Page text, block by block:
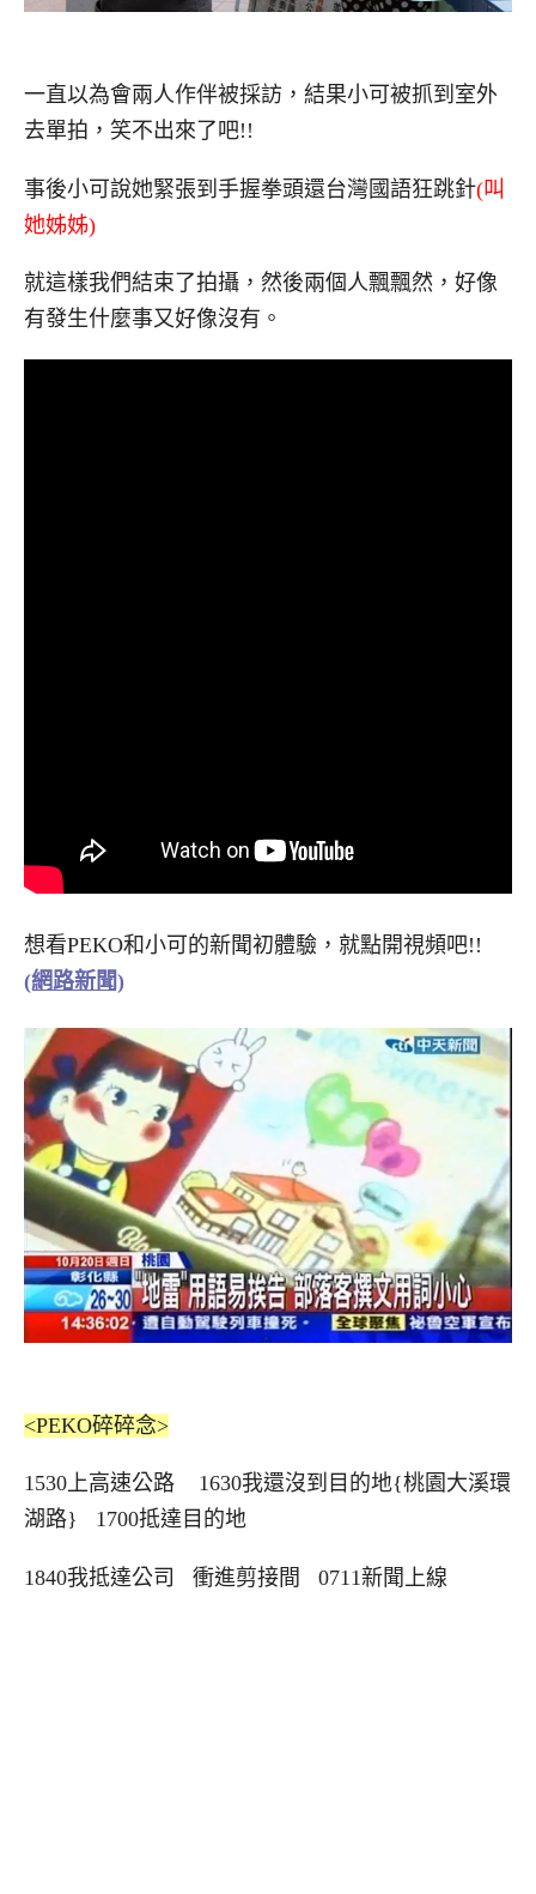
一直以為會兩人作伴被採訪，結果小可被抓到室外
去單拍，笑不出來了吧!!
事後小可說她緊張到手握拳頭還台灣國語狂跳針(叫
她姊姊)
就這樣我們結束了拍攝，然後兩個人飄飄然，好像
有發生什麼事又好像沒有。
想看PEKO和小可的新聞初體驗，就點開視頻吧!!
(網路新聞)
<PEKO碎碎念>
1530上高速公路 1630我還沒到目的地{桃園大溪環
湖路} 1700抵達目的地
1840我抵達公司 衝進剪接間 0711新聞上線